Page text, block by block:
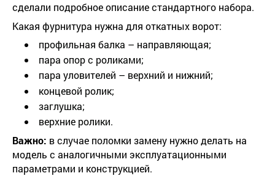
сделали подробное описание стандартного набора.
Какая фурнитура нужна для откатных ворот:
профильная балка – направляющая;
пара опор с роликами;
пара уловителей – верхний и нижний;
концевой ролик;
заглушка;
верхние ролики.
Важно: в случае поломки замену нужно делать на
модель с аналогичными эксплуатационными
параметрами и конструкцией.